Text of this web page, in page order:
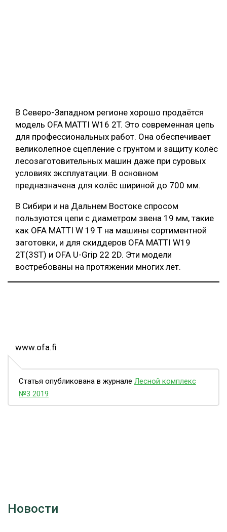
В Северо-Западном регионе хорошо продаётся
модель OFA MATTI W16 2T. Это современная цепь
для профессиональных работ. Она обеспечивает
великолепное сцепление с грунтом и защиту колёс
лесозаготовительных машин даже при суровых
условиях эксплуатации. В основном
предназначена для колёс шириной до 700 мм.
В Сибири и на Дальнем Востоке спросом
пользуются цепи с диаметром звена 19 мм, такие
как OFA MATTI W 19 T на машины сортиментной
заготовки, и для скиддеров OFA MATTI W19
2T(3ST) и OFA U-Grip 22 2D. Эти модели
востребованы на протяжении многих лет.
www.ofa.fi
Статья опубликована в журнале Лесной комплекс
№3 2019
Новости